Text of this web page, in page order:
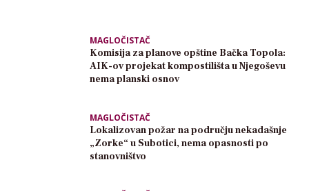
MAGLOČISTAČ
Komisija za planove opštine Bačka Topola:
AIK-ov projekat kompostilišta u Njegoševu
nema planski osnov
MAGLOČISTAČ
Lokalizovan požar na području nekadašnje
„Zorke“ u Subotici, nema opasnosti po
stanovništvo